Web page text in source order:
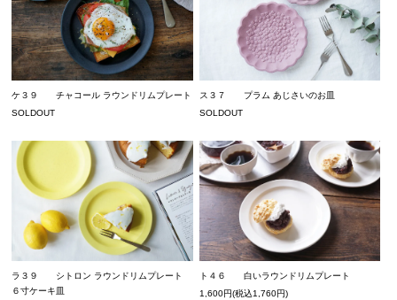
ケ３９ チャコール ラウンドリムプレート
SOLDOUT
ス３７ プラム あじさいのお皿
SOLDOUT
ラ３９ シトロン ラウンドリムプレート
６寸ケーキ皿
ト４６ 白いラウンドリムプレート
1,600円(税込1,760円)